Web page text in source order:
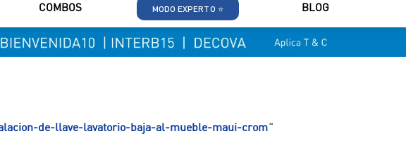
COMBOS MODO EXPERTO ⭐ BLOG
de-llave-lavatorio-baja-al-mueble-maui-crom"